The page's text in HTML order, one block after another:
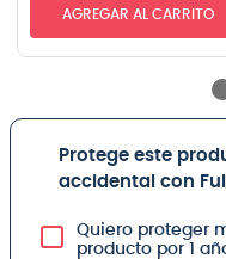
AGREGAR AL CARRITO
Protege este
accidental con
Quiero proteger
producto por 1